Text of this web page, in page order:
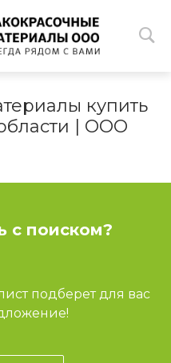
купить
| ООО
с поиском?
подберет для вас